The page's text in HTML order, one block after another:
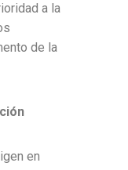
a la
de la
en